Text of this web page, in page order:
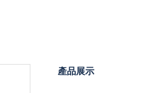
產品展示